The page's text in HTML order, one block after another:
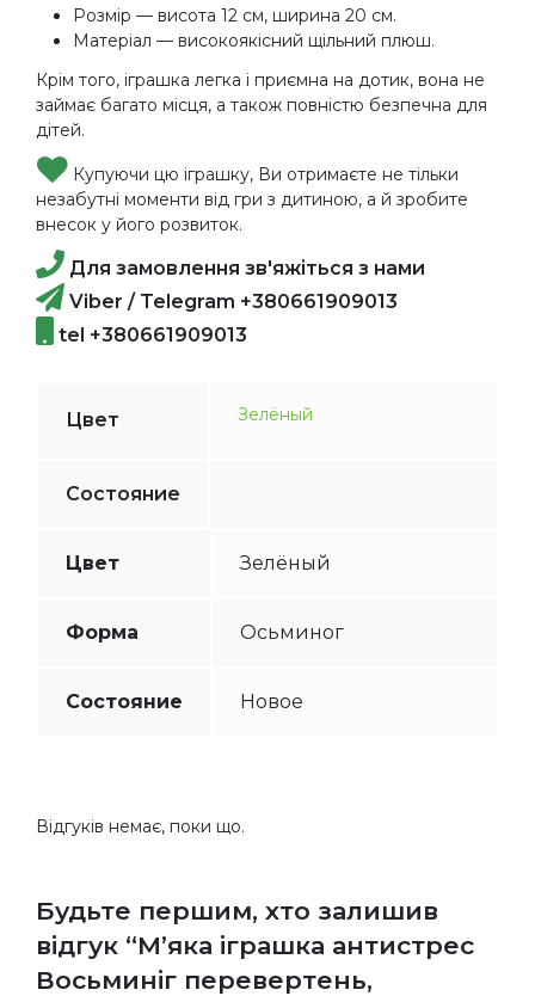
Розмір — висота 12 см, ширина 20 см.
Матеріал — високоякісний щільний плюш.
Крім того, іграшка легка і приємна на дотик, вона не
займає багато місця, а також повністю безпечна для
дітей.
Купуючи цю іграшку, Ви отримаєте не тільки
незабутні моменти від гри з дитиною, а й зробите
внесок у його розвиток.
Для замовлення зв'яжіться з нами
Viber / Telegram +380661909013
tel +380661909013
Цвет Зелёный
Состояние
Цвет Зелёный
Форма Осьминог
Состояние Новое
Відгуків немає, поки що.
Будьте першим, хто залишив
відгук “М’яка іграшка антистрес
Восьминіг перевертень,